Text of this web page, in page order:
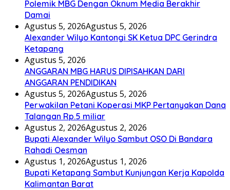
Polemik MBG Dengan Oknum Media Berakhir
Damai
Agustus 5, 2026Agustus 5, 2026
Alexander Wilyo Kantongi SK Ketua DPC Gerindra
Ketapang
Agustus 5, 2026
ANGGARAN MBG HARUS DIPISAHKAN DARI
ANGGARAN PENDIDIKAN
Agustus 5, 2026Agustus 5, 2026
Perwakilan Petani Koperasi MKP Pertanyakan Dana
Talangan Rp.5 miliar
Agustus 2, 2026Agustus 2, 2026
Bupati Alexander Wilyo Sambut OSO Di Bandara
Rahadi Oesman
Agustus 1, 2026Agustus 1, 2026
Bupati Ketapang Sambut Kunjungan Kerja Kapolda
Kalimantan Barat